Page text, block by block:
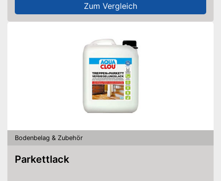
Zum Vergleich
Bodenbelag & Zubehör
Parkettlack